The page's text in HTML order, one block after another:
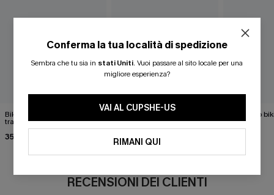
Bikini azzurro cielo
trasparente
35,00 €
Changes
40,00 €
Completo
World
RECENSIONI DEI CLIENTI
Conferma la tua località di spedizione
Sembra che tu sia in stati Uniti. Vuoi passare al sito locale per una
migliore esperienza?
VAI AL CUPSHE-US
RIMANI QUI